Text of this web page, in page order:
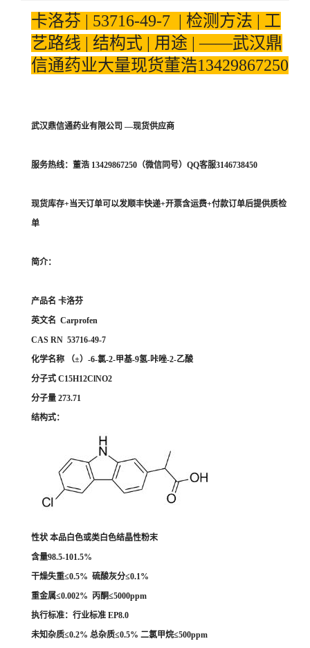
卡洛芬 | 53716-49-7 | 检测方法 | 工
艺路线 | 结构式 | 用途 | ——武汉鼎
信通药业大量现货董浩13429867250
武汉鼎信通药业有限公司 —现货供应商
服务热线：董浩 13429867250（微信同号）QQ客服3146738450
现货库存+当天订单可以发顺丰快递+开票含运费+付款订单后提供质检
单
简介：
产品名 卡洛芬
英文名 Carprofen
CAS RN 53716-49-7
化学名称 （±）-6-氯-2-甲基-9氢-咔唑-2-乙酸
分子式 C15H12ClNO2
分子量 273.71
结构式：
性状 本品白色或类白色结晶性粉末
含量98.5-101.5%
干燥失重≤0.5% 硫酸灰分≤0.1%
重金属≤0.002% 丙酮≤5000ppm
执行标准：行业标准 EP8.0
未知杂质≤0.2% 总杂质≤0.5% 二氯甲烷≤500ppm